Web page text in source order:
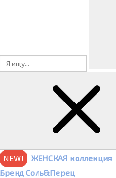
NEW!
ЖЕНСКАЯ коллекция
Бренд Соль&Перец